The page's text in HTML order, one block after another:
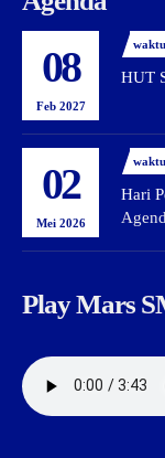
08
Feb 2027
HUT
02
Mei 2026
Hari
Play Mars